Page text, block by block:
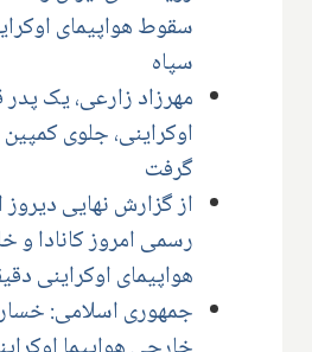
سقوط هواپیمای
سپاه
مهرزاد زارعی، یک پدر
اوکراینی، جلوی کمپین
گرفت
از گزارش نهایی دیروز
رسمی امروز کانادا و
هواپیمای اوکراینی
جمهوری اسلامی: